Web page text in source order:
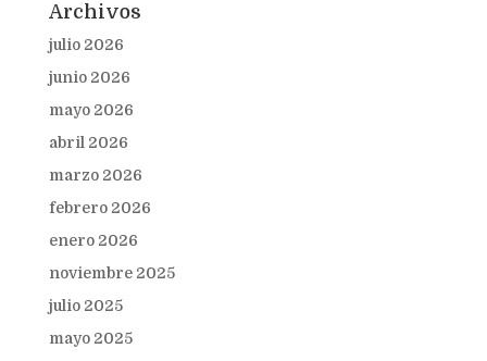
Archivos
julio 2026
junio 2026
mayo 2026
abril 2026
marzo 2026
febrero 2026
enero 2026
noviembre 2025
julio 2025
mayo 2025